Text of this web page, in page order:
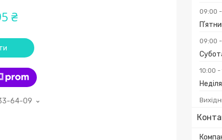
09:00
09:00
10:00
Неділя
₴
64-09